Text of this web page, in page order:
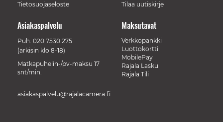
Tietosuojaseloste
Tilaa uutiskirje
Maksutavat
Verkkopankki
Luottokortti
MobilePay
Rajala Lasku
Rajala Tili
Asiakaspalvelu
Puh. 020 7530 275
(arkisin klo 8-18)
Matkapuhelin-/pv-maksu 17
snt/min.
asiakaspalvelu@rajalacamera.fi